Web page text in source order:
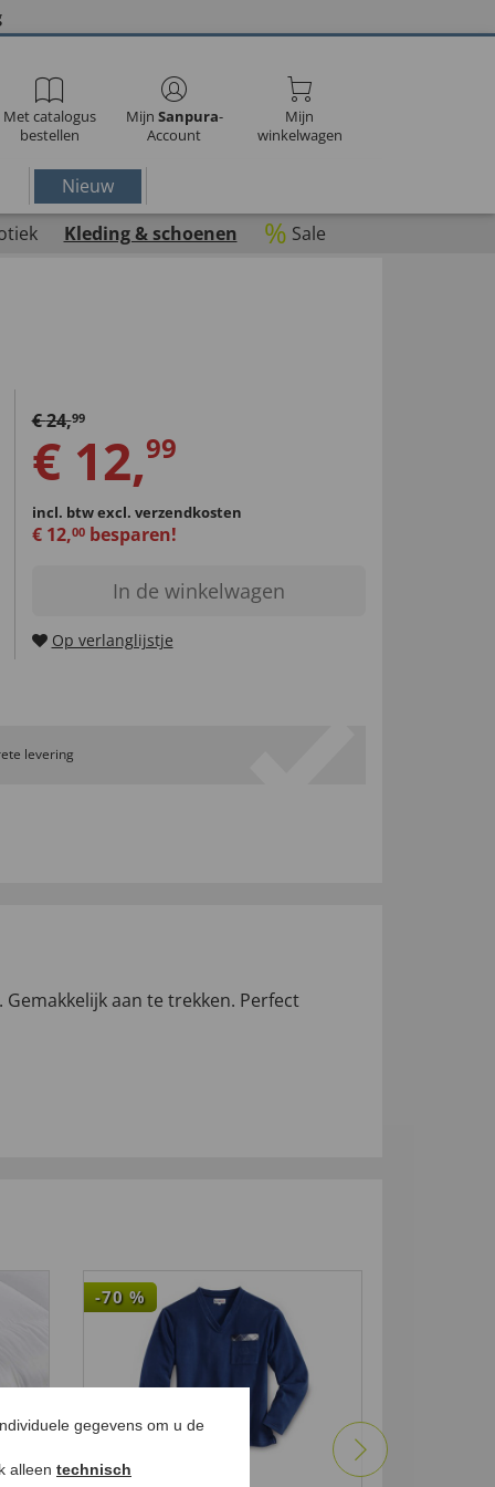
Met catalogus
bestellen
Mijn Sanpura-
Account
Mijn
winkelwagen
Nieuw
Kleding & schoenen % Sale
€24,99
€ 12,99
incl. btwexcl. verzendkosten
€ 12,00besparen!
In de winkelwagen
Op verlanglijstje
levering
aan te trekken. Perfect
-70 %
gegevens om u de
alleen technisch